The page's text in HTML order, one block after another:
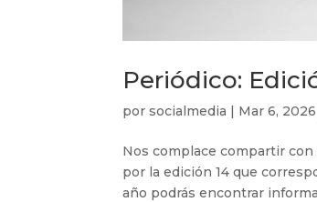
Periódico:
porsocialmedia | Mar 6, 2026
Nos complace compartir
por la edición 14 que
año podrás encontrar